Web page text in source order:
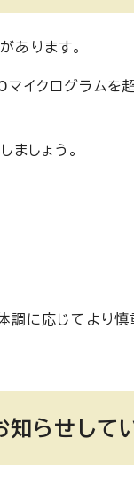
あります。
クログラムを
しょう。
に応じてより
らせしてい